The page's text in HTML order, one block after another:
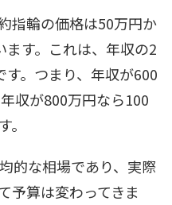
指輪の価格は50万円か
ます。これは、年収の2
。つまり、年収が600
収が800万円なら100
的な相場であり、実際
予算は変わってきま